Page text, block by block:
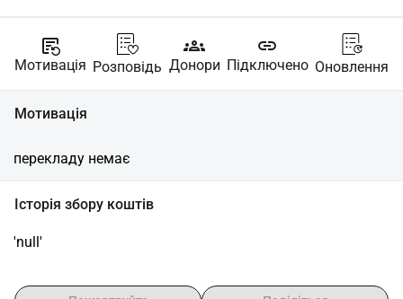
source_notes
Мотивація Розповідь
groups
Донори
link
Підключено Оновлення
Мотивація
перекладу немає
Історія збору коштів
'null'